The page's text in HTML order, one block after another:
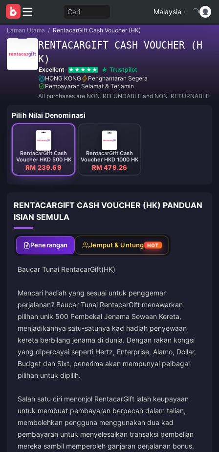
Cari Malaysia /
Laman Utama / RentacarGift Cash Voucher (HK)
RENTACARGIFT CASH VOUCHER (H
K)
Excellent
Trustpilot
HONG KONG
Penghantaran Segera
Pembayaran Selamat & Terjamin
All purchases are NON-REFUNDABLE and NON-RETURNABLE.
Pilih Nilai Denominasi
RentacarGift Cash
Voucher HKD 500 HK
RM 239.69
RentacarGift Cash
Voucher HKD 1000 HK
RM 479.26
RENTACARGIFT CASH VOUCHER (HK) PANDUAN
ISIAN SEMULA
Penerangan Jemput & Untung HOT
Baucar Tunai RentacarGift(HK)
Mencari hadiah yang sesuai untuk penggemar
perjalanan? Baucar Tunai RentacarGift menawarkan
pilihan unik 500 Pembekal Jenama Sewaan Kereta,
menjadikannya satu-satunya kad hadiah penyewaan
kereta berbilang jenama di dunia. Dengan rakan kongsi
yang dipercayai seperti Hertz, Enterprise, Alamo, Dollar,
Budget dan Sixt, penerima akan mempunyai pelbagai
pilihan untuk dipilih.
Salah satu ciri menonjol RentacarGift ialah keupayaan
untuk membuat pembayaran berpecah dalam talian,
membolehkan pengguna menggunakan dua kad
pembayaran untuk menyelesaikan transaksi pembelian
mereka sambil memperoleh ganjaran perjalanan bonus.